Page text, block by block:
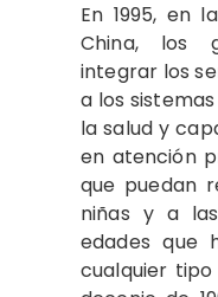
En 1995, en
China, los
integrar los
a los
la salud y
en atención
que puedan
niñas y a
edades que
cualquier